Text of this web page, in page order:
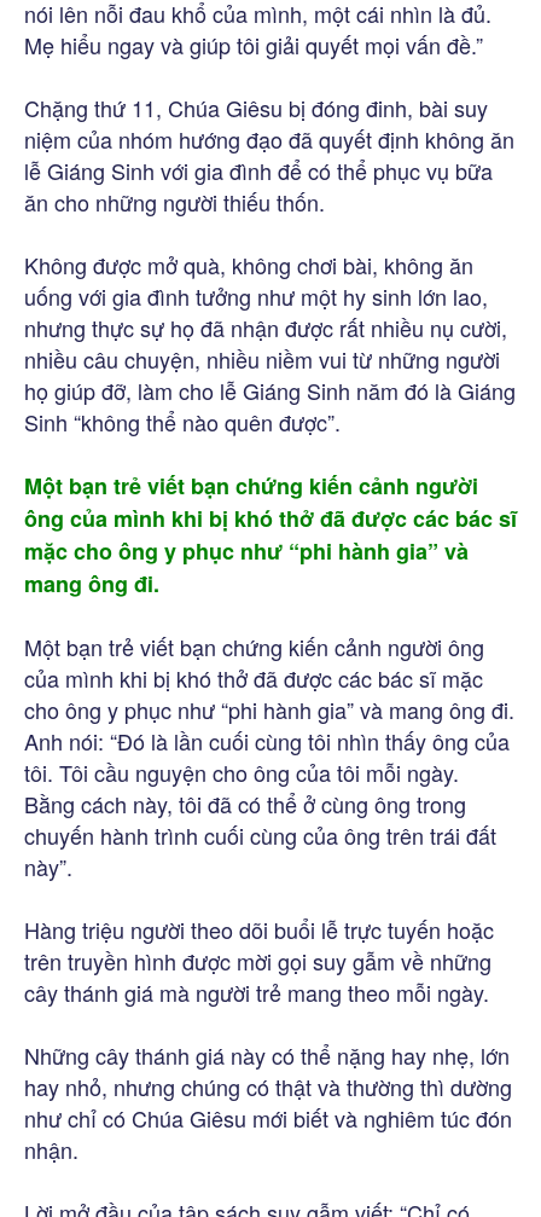
nói lên nỗi đau khổ của mình, một cái nhìn là đủ.
Mẹ hiểu ngay và giúp tôi giải quyết mọi vấn đề.”
Chặng thứ 11, Chúa Giêsu bị đóng đinh, bài suy
niệm của nhóm hướng đạo đã quyết định không ăn
lễ Giáng Sinh với gia đình để có thể phục vụ bữa
ăn cho những người thiếu thốn.
Không được mở quà, không chơi bài, không ăn
uống với gia đình tưởng như một hy sinh lớn lao,
nhưng thực sự họ đã nhận được rất nhiều nụ cười,
nhiều câu chuyện, nhiều niềm vui từ những người
họ giúp đỡ, làm cho lễ Giáng Sinh năm đó là Giáng
Sinh “không thể nào quên được”.
Một bạn trẻ viết bạn chứng kiến cảnh người
ông của mình khi bị khó thở đã được các bác sĩ
mặc cho ông y phục như “phi hành gia” và
mang ông đi.
Một bạn trẻ viết bạn chứng kiến cảnh người ông
của mình khi bị khó thở đã được các bác sĩ mặc
cho ông y phục như “phi hành gia” và mang ông đi.
Anh nói: “Đó là lần cuối cùng tôi nhìn thấy ông của
tôi. Tôi cầu nguyện cho ông của tôi mỗi ngày.
Bằng cách này, tôi đã có thể ở cùng ông trong
chuyến hành trình cuối cùng của ông trên trái đất
này”.
Hàng triệu người theo dõi buổi lễ trực tuyến hoặc
trên truyền hình được mời gọi suy gẫm về những
cây thánh giá mà người trẻ mang theo mỗi ngày.
Những cây thánh giá này có thể nặng hay nhẹ, lớn
hay nhỏ, nhưng chúng có thật và thường thì dường
như chỉ có Chúa Giêsu mới biết và nghiêm túc đón
nhận.